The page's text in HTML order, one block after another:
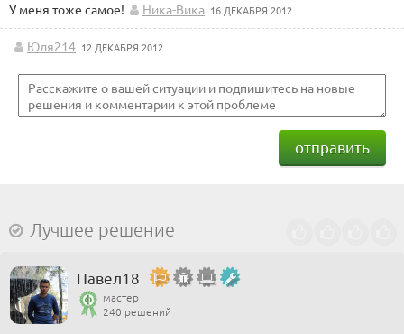
У меня тоже самое! Ника-Вика 16 ДЕКАБРЯ 2012
Юля214 12 ДЕКАБРЯ 2012
отправить
Лучшее решение
Павел18
мастер
240 решений